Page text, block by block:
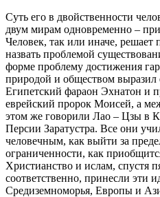
Суть его в двойственности
двум мирам одновременно –
Человек, так или иначе,
назвать проблемой
форме проблему достижения
природой и обществом выразил
Египетский фараон Эхнатон и
еврейский пророк Моисей, а
этом же говорили Лао – Цзы в
Персии Заратустра. Все они
человечным, как выйти за
ограниченности, как
Христианство и ислам, спустя
соответственно, принесли эти
Средиземноморья, Европы и